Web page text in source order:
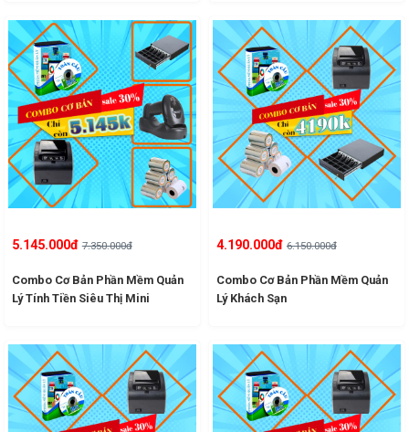
5.145.000đ7.350.000đ
Combo Cơ Bản Phần Mềm Quản
Lý Tính Tiền Siêu Thị Mini
4.190.000đ6.150.000đ
Combo Cơ Bản Phần Mềm Quản
Lý Khách Sạn